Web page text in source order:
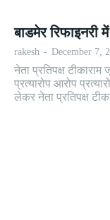
बाडमेर रिफाइनरी
rakesh - December 7,
नेता प्रतिपक्ष
प्रत्यारोप आरोप
लेकर नेता प्रतिपक्ष